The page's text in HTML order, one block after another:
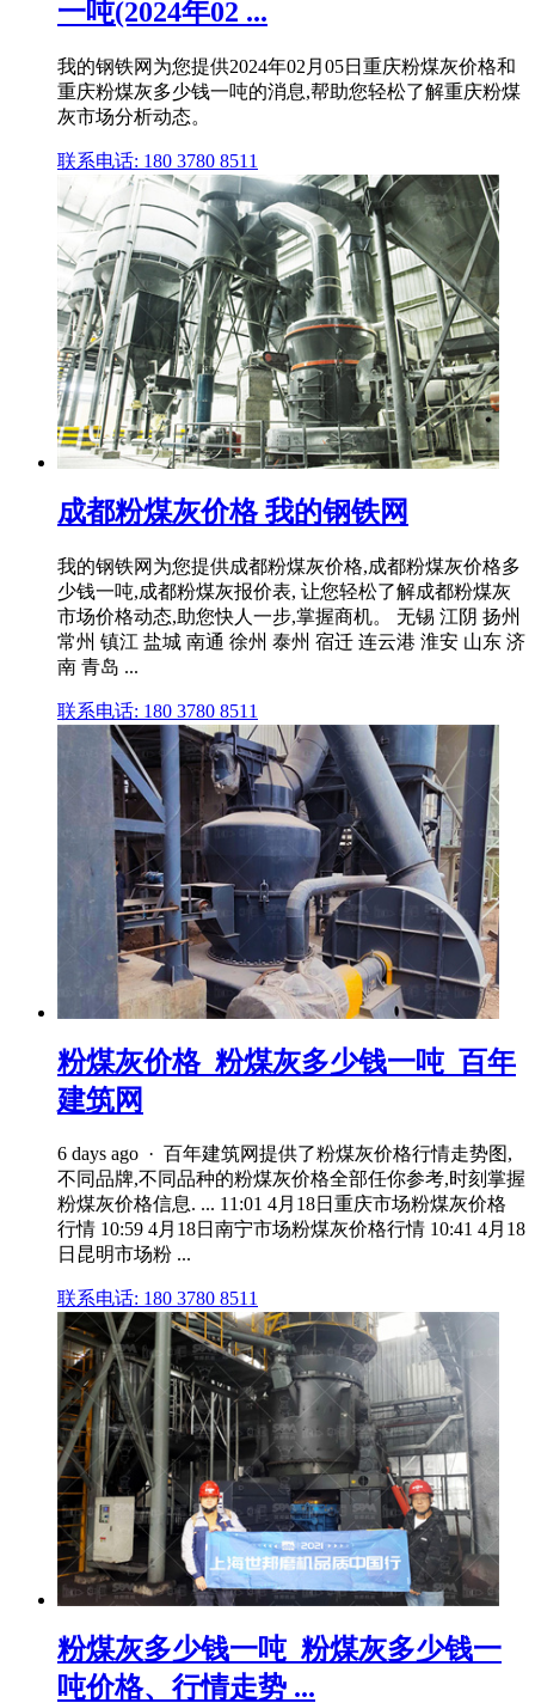
一吨(2024年02 ...
我的钢铁网为您提供2024年02月05日重庆粉煤灰价格和
重庆粉煤灰多少钱一吨的消息,帮助您轻松了解重庆粉煤
灰市场分析动态。
联系电话: 180 3780 8511
成都粉煤灰价格 我的钢铁网
我的钢铁网为您提供成都粉煤灰价格,成都粉煤灰价格多
少钱一吨,成都粉煤灰报价表, 让您轻松了解成都粉煤灰
市场价格动态,助您快人一步,掌握商机。 无锡 江阴 扬州
常州 镇江 盐城 南通 徐州 泰州 宿迁 连云港 淮安 山东 济
南 青岛 ...
联系电话: 180 3780 8511
粉煤灰价格_粉煤灰多少钱一吨_百年
建筑网
6 days ago · 百年建筑网提供了粉煤灰价格行情走势图,
不同品牌,不同品种的粉煤灰价格全部任你参考,时刻掌握
粉煤灰价格信息. ... 11:01 4月18日重庆市场粉煤灰价格
行情 10:59 4月18日南宁市场粉煤灰价格行情 10:41 4月18
日昆明市场粉 ...
联系电话: 180 3780 8511
粉煤灰多少钱一吨_粉煤灰多少钱一
吨价格、行情走势 ...